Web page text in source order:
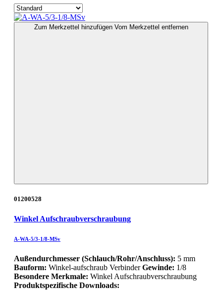
Zum Merkzettel hinzufügen Vom Merkzettel entfernen
01200528
Winkel Aufschraubverschraubung
A-WA-5/3-1/8-MSv
Außendurchmesser (Schlauch/Rohr/Anschluss): 5 mm
Bauform: Winkel-aufschraub VerbinderGewinde: 1/8
Besondere Merkmale: Winkel Aufschraubverschraubung
Produktspezifische Downloads: